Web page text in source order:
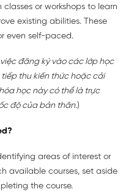
classes or workshops to learn
existing abilities. These
even self-paced.
đăng ký vào các lớp học
thu kiến thức hoặc cải
học này có thể là trực
độ của bản thân.)
areas of interest or
available courses, set aside
the course.